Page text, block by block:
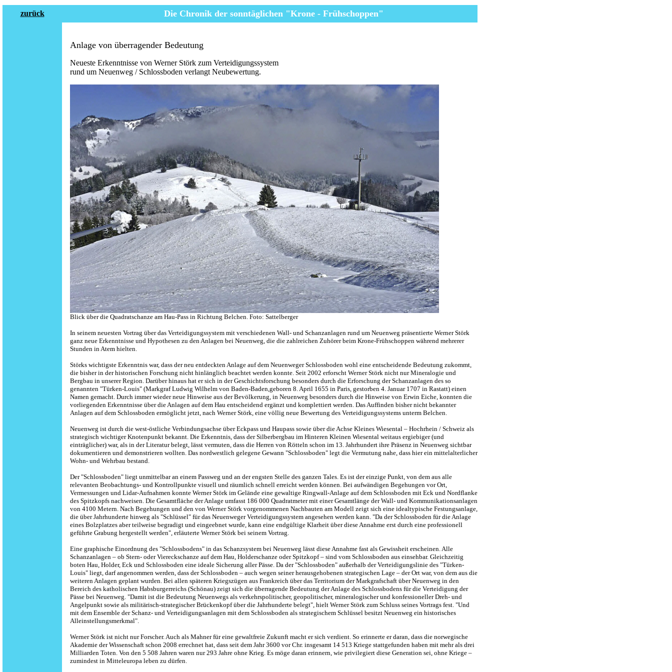
zurück Die Chronik der sonntäglichen "Krone - Frühschoppen"
Anlage von überragender Bedeutung
Neueste Erkenntnisse von Werner Störk zum Verteidigungssystem
rund um Neuenweg / Schlossboden verlangt Neubewertung.
Blick über die Quadratschanze am Hau-Pass in Richtung Belchen. Foto: Sattelberger
In seinem neuesten Vortrag über das Verteidigungssystem mit verschiedenen Wall- und Schanzanlagen rund um Neuenweg präsentierte Werner Störk
ganz neue Erkenntnisse und Hypothesen zu den Anlagen bei Neuenweg, die die zahlreichen Zuhörer beim Krone-Frühschoppen während mehrerer
Stunden in Atem hielten.
Störks wichtigste Erkenntnis war, dass der neu entdeckten Anlage auf dem Neuenweger Schlossboden wohl eine entscheidende Bedeutung zukommt,
die bisher in der historischen Forschung nicht hinlänglich beachtet werden konnte. Seit 2002 erforscht Werner Störk nicht nur Mineralogie und
Bergbau in unserer Region. Darüber hinaus hat er sich in der Geschichtsforschung besonders durch die Erforschung der Schanzanlagen des so
genannten "Türken-Louis" (Markgraf Ludwig Wilhelm von Baden-Baden,geboren 8. April 1655 in Paris, gestorben 4. Januar 1707 in Rastatt) einen
Namen gemacht. Durch immer wieder neue Hinweise aus der Bevölkerung, in Neuenweg besonders durch die Hinweise von Erwin Eiche, konnten die
vorliegenden Erkenntnisse über die Anlagen auf dem Hau entscheidend ergänzt und komplettiert werden. Das Auffinden bisher nicht bekannter
Anlagen auf dem Schlossboden ermöglicht jetzt, nach Werner Störk, eine völlig neue Bewertung des Verteidigungssystems unterm Belchen.
Neuenweg ist durch die west-östliche Verbindungsachse über Eckpass und Haupass sowie über die Achse Kleines Wiesental – Hochrhein / Schweiz als
strategisch wichtiger Knotenpunkt bekannt. Die Erkenntnis, dass der Silberbergbau im Hinteren Kleinen Wiesental weitaus ergiebiger (und
einträglicher) war, als in der Literatur belegt, lässt vermuten, dass die Herren von Rötteln schon im 13. Jahrhundert ihre Präsenz in Neuenweg sichtbar
dokumentieren und demonstrieren wollten. Das nordwestlich gelegene Gewann "Schlossboden" legt die Vermutung nahe, dass hier ein mittelalterlicher
Wohn- und Wehrbau bestand.
Der "Schlossboden" liegt unmittelbar an einem Passweg und an der engsten Stelle des ganzen Tales. Es ist der einzige Punkt, von dem aus alle
relevanten Beobachtungs- und Kontrollpunkte visuell und räumlich schnell erreicht werden können. Bei aufwändigen Begehungen vor Ort,
Vermessungen und Lidar-Aufnahmen konnte Werner Störk im Gelände eine gewaltige Ringwall-Anlage auf dem Schlossboden mit Eck und Nordflanke
des Spitzkopfs nachweisen. Die Gesamtfläche der Anlage umfasst 186 000 Quadratmeter mit einer Gesamtlänge der Wall- und Kommunikationsanlagen
von 4100 Metern. Nach Begehungen und den von Werner Störk vorgenommenen Nachbauten am Modell zeigt sich eine idealtypische Festungsanlage,
die über Jahrhunderte hinweg als "Schlüssel" für das Neuenweger Verteidigungssystem angesehen werden kann. "Da der Schlossboden für die Anlage
eines Bolzplatzes aber teilweise begradigt und eingeebnet wurde, kann eine endgültige Klarheit über diese Annahme erst durch eine professionell
geführte Grabung hergestellt werden", erläuterte Werner Störk bei seinem Vortrag.
Eine graphische Einordnung des "Schlossbodens" in das Schanzsystem bei Neuenweg lässt diese Annahme fast als Gewissheit erscheinen. Alle
Schanzanlagen – ob Stern- oder Viereckschanze auf dem Hau, Holderschanze oder Spitzkopf – sind vom Schlossboden aus einsehbar. Gleichzeitig
boten Hau, Holder, Eck und Schlossboden eine ideale Sicherung aller Pässe. Da der "Schlossboden" außerhalb der Verteidigungslinie des "Türken-
Louis" liegt, darf angenommen werden, dass der Schlossboden – auch wegen seiner herausgehobenen strategischen Lage – der Ort war, von dem aus die
weiteren Anlagen geplant wurden. Bei allen späteren Kriegszügen aus Frankreich über das Territorium der Markgrafschaft über Neuenweg in den
Bereich des katholischen Habsburgerreichs (Schönau) zeigt sich die überragende Bedeutung der Anlage des Schlossbodens für die Verteidigung der
Pässe bei Neuenweg. "Damit ist die Bedeutung Neuenwegs als verkehrspolitischer, geopolitischer, mineralogischer und konfessioneller Dreh- und
Angelpunkt sowie als militärisch-strategischer Brückenkopf über die Jahrhunderte belegt", hielt Werner Störk zum Schluss seines Vortrags fest. "Und
mit dem Ensemble der Schanz- und Verteidigungsanlagen mit dem Schlossboden als strategischem Schlüssel besitzt Neuenweg ein historisches
Alleinstellungsmerkmal".
Werner Störk ist nicht nur Forscher. Auch als Mahner für eine gewaltfreie Zukunft macht er sich verdient. So erinnerte er daran, dass die norwegische
Akademie der Wissenschaft schon 2008 errechnet hat, dass seit dem Jahr 3600 vor Chr. insgesamt 14 513 Kriege stattgefunden haben mit mehr als drei
Milliarden Toten. Von den 5 508 Jahren waren nur 293 Jahre ohne Krieg. Es möge daran erinnern, wie privilegiert diese Generation sei, ohne Kriege –
zumindest in Mitteleuropa leben zu dürfen.